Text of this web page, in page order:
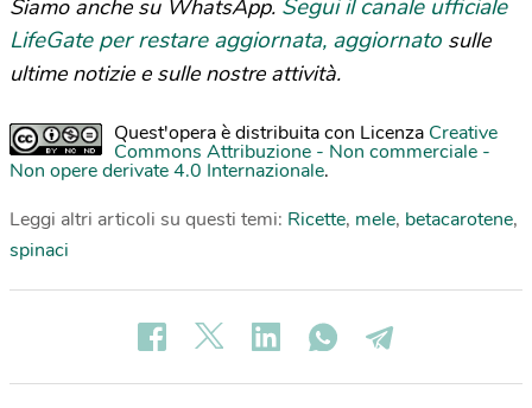
Siamo anche su WhatsApp. Segui il canale ufficiale
LifeGate per restare aggiornata, aggiornato sulle
ultime notizie e sulle nostre attività.
Quest'opera è distribuita con Licenza Creative
Commons Attribuzione - Non commerciale -
Non opere derivate 4.0 Internazionale.
Leggi altri articoli su questi temi: Ricette, mele, betacarotene,
spinaci